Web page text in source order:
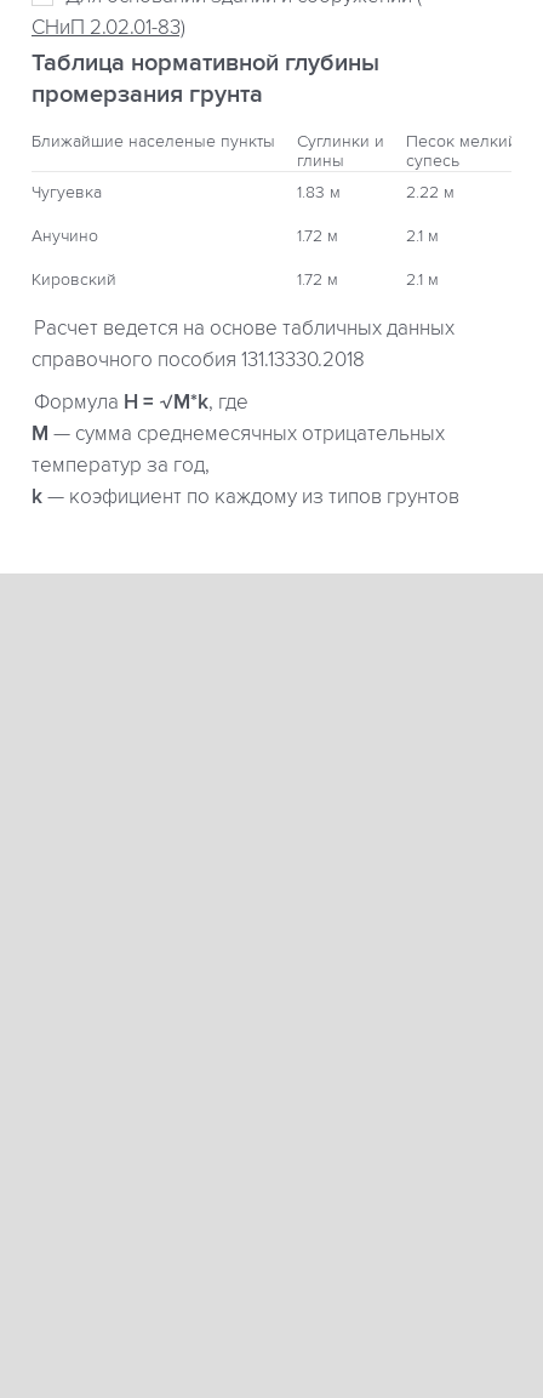
СНиП 2.02.01-83)
Таблица нормативной глубины
промерзания грунта
Ближайшие населеные пункты
Суглинки и
глины
Песок мелкий,
супесь
Чугуевка
1.83 м 2.22 м
Анучино 1.72 м 2.1 м
Кировский 1.72 м 2.1 м
Расчет ведется на основе табличных данных
справочного пособия 131.13330.2018
Формула H = √M*k, где
М — сумма среднемесячных отрицательных
температур за год,
k — коэфициент по каждому из типов грунтов